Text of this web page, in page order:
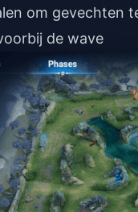
om gevechten
de wave